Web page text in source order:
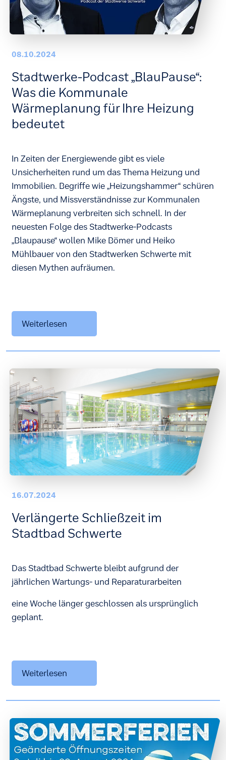
08.10.2024
Stadtwerke-Podcast „BlauPause“:
Was die Kommunale
Wärmeplanung für Ihre Heizung
bedeutet
In Zeiten der Energiewende gibt es viele
Unsicherheiten rund um das Thema Heizung und
Immobilien. Begriffe wie „Heizungshammer“ schüren
Ängste, und Missverständnisse zur Kommunalen
Wärmeplanung verbreiten sich schnell. In der
neuesten Folge des Stadtwerke-Podcasts
„Blaupause“ wollen Mike Bömer und Heiko
Mühlbauer von den Stadtwerken Schwerte mit
diesen Mythen aufräumen.
Weiterlesen
16.07.2024
Verlängerte Schließzeit im
Stadtbad Schwerte
Das Stadtbad Schwerte bleibt aufgrund der
jährlichen Wartungs- und Reparaturarbeiten
eine Woche länger geschlossen als ursprünglich
geplant.
Weiterlesen